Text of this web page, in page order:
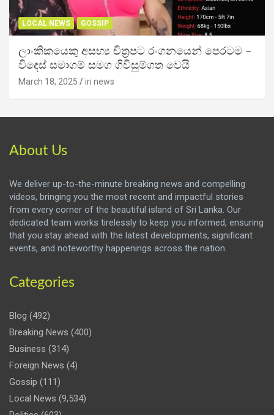
LOCAL NEWS GOSSIP
ලාංකිකයෙකු අසභ්‍ය චිත්‍රපට රංගනයෙන් පෙරටම –
විදෙස් සමාගම් සමග ගිවිසුම්ගත වෙයි
March 18, 2025 iri news
About Us
We deliver up-to-the-minute breaking news and compelling
videos, bringing you the most recent and impactful stories
from every corner of the beautiful island of Sri Lanka. Our
dedicated team works tirelessly to keep you informed, ensuring
that you stay ahead with the latest developments, significant
events, and noteworthy happenings across the nation.
Categories
Blog (492)
Breaking News (400)
Business (314)
Foreign News (4)
Gossip (111)
Local News (9,534)